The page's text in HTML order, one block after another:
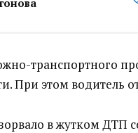
транспортного
При этом водитель
в жутком ДТП